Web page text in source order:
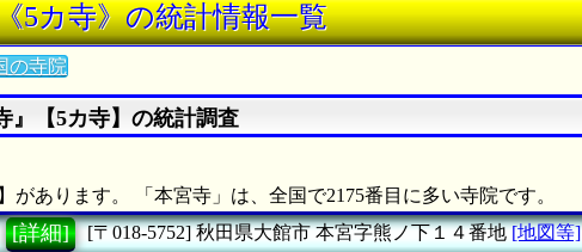
5カ寺》の統計情報一覧
の寺院
』【5カ寺】の統計調査
があります。 「本宮寺」は、全国で2175番目に多い寺院です。
[詳細] [〒018-5752] 秋田県大館市本宮字熊ノ下１４番地 [地図等]